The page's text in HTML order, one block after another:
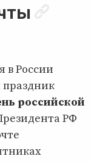
в России
российской
РФ